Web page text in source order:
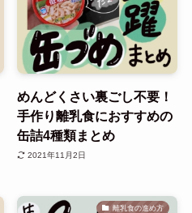
めんどくさい裏ごし不要！
手作り離乳食におすすめの
缶詰4種類まとめ
2021年11月2日
離乳食の進め方